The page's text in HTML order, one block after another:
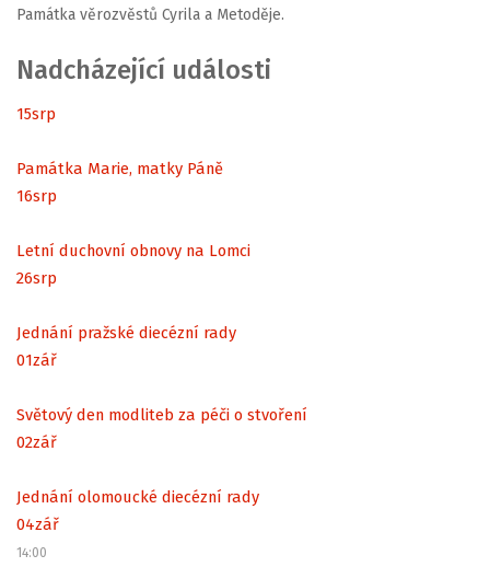
Památka věrozvěstů Cyrila a Metoděje.
Nadcházející události
15srp
Památka Marie, matky Páně
16srp
Letní duchovní obnovy na Lomci
26srp
Jednání pražské diecézní rady
01zář
Světový den modliteb za péči o stvoření
02zář
Jednání olomoucké diecézní rady
04zář
14:00